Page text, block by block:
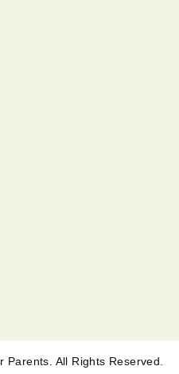
All Rights Reserved.